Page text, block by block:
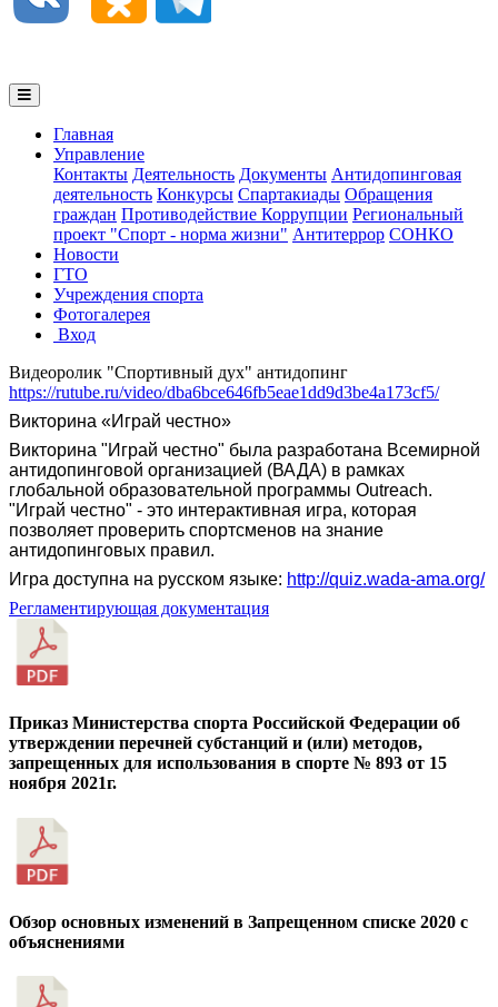
Главная
Управление
Контакты Деятельность Документы Антидопинговая
деятельность Конкурсы Спартакиады Обращения
граждан Противодействие Коррупции Региональный
проект "Спорт - норма жизни" Антитеррор СОНКО
Новости
ГТО
Учреждения спорта
Фотогалерея
Вход
Видеоролик "Спортивный дух" антидопинг
https://rutube.ru/video/dba6bce646fb5eae1dd9d3be4a173cf5/
Викторина «Играй честно»
Викторина "Играй честно" была разработана Всемирной
антидопинговой организацией (ВАДА) в рамках
глобальной образовательной программы Outreach.
"Играй честно" - это интерактивная игра, которая
позволяет проверить спортсменов на знание
антидопинговых правил.
Игра доступна на русском языке: http://quiz.wada-ama.org/
Регламентирующая документация
Приказ Министерства спорта Российской Федерации об
утверждении перечней субстанций и (или) методов,
запрещенных для использования в спорте № 893 от 15
ноября 2021г.
Обзор основных изменений в Запрещенном списке 2020 с
объяснениями